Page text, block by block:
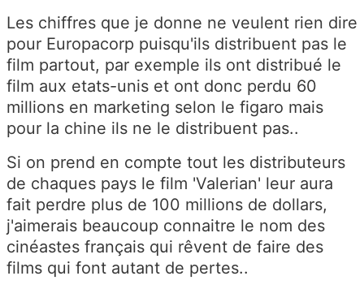
Les chiffres que je donne ne veulent rien dire
pour Europacorp puisqu'ils distribuent pas le
film partout, par exemple ils ont distribué le
film aux etats-unis et ont donc perdu 60
millions en marketing selon le figaro mais
pour la chine ils ne le distribuent pas..
Si on prend en compte tout les distributeurs
de chaques pays le film 'Valerian' leur aura
fait perdre plus de 100 millions de dollars,
j'aimerais beaucoup connaitre le nom des
cinéastes français qui rêvent de faire des
films qui font autant de pertes..